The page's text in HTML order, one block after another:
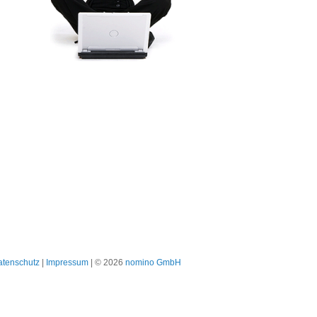
Impressum | © 2026 nomino GmbH